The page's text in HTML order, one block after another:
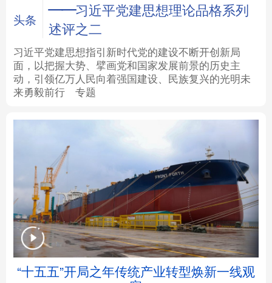
城市 旅游 能源 会展
彩票 娱乐 时尚 悦读
公益 一带一路 亚太网 上市公司
地方频道
北京 天津 河北 山西
辽宁 吉林 上海 江苏
浙江 安徽 福建 江西
头条
——习近平党建思想理论品格系列
述评之二
习近平党建思想指引新时代党的建设不断开创新局
面，以把握大势、擘画党和国家发展前景的历史主
动，引领亿万人民向着强国建设、民族复兴的光明未
来勇毅前行
专题
“十五五”开局之年传统产业转型焕新一线观